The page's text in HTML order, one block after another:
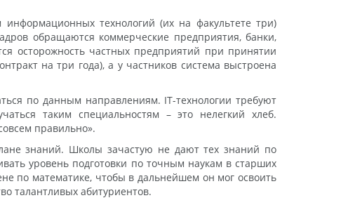
технологий (их на факультете три)
обращаются коммерческие предприятия, банки,
осторожность частных предприятий при принятии
на три года), а у частников система выстроена
по данным направлениям. IT-технологии требуют
таким специальностям – это нелегкий хлеб.
правильно».
знаний. Школы зачастую не дают тех знаний по
уровень подготовки по точным наукам в старших
по математике, чтобы в дальнейшем он мог освоить
талантливых абитуриентов.